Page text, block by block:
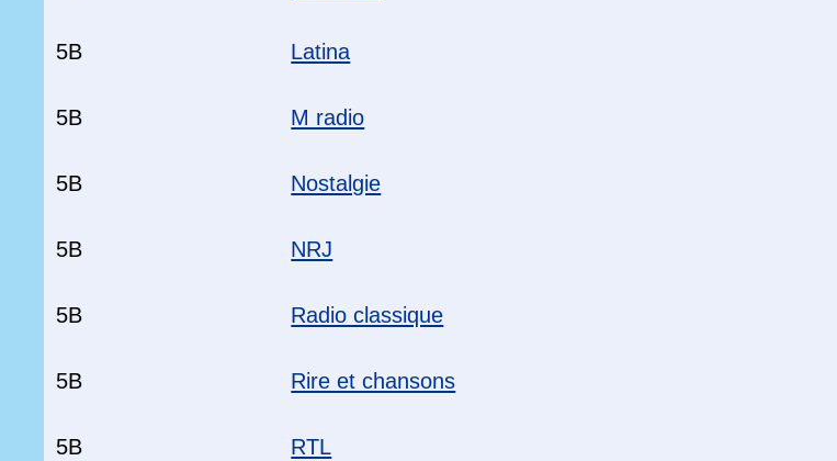
5B Latina
5B M radio
5B Nostalgie
5B NRJ
5B Radio classique
5B Rire et chansons
5B RTL